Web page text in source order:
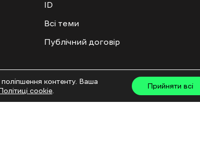
ID
Всі теми
Публічний договір
дозволяється лише за наявності активного посилання на “Ґвара Медіа”
та інтегрованих продуктів дозволяється за умови отримання
ГО «Ґвара Медіа», 61057, Харків, вул. Гоголя, 14, абонентська скринька
контенту. Ваша
Політиці cookie
Прийняти всі